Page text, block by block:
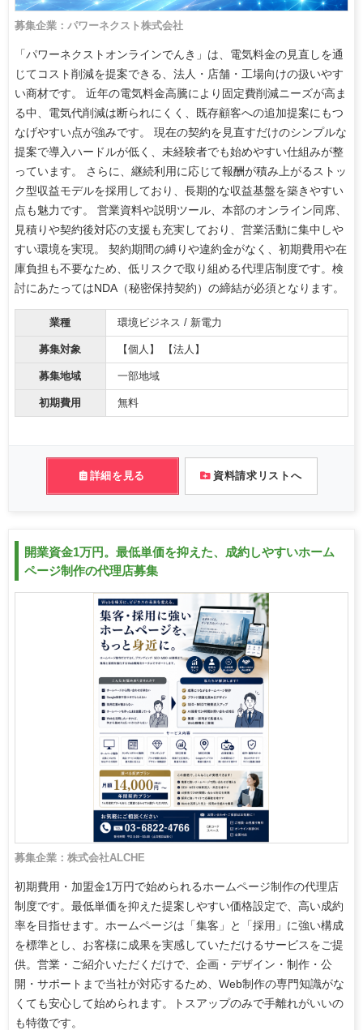
募集企業：パワーネクスト株式会社
「パワーネクストオンラインでんき」は、電気料金の見直しを通
じてコスト削減を提案できる、法人・店舗・工場向けの扱いやす
い商材です。 近年の電気料金高騰により固定費削減ニーズが高ま
る中、電気代削減は断られにくく、既存顧客への追加提案にもつ
なげやすい点が強みです。 現在の契約を見直すだけのシンプルな
提案で導入ハードルが低く、未経験者でも始めやすい仕組みが整
っています。 さらに、継続利用に応じて報酬が積み上がるストッ
ク型収益モデルを採用しており、長期的な収益基盤を築きやすい
点も魅力です。 営業資料や説明ツール、本部のオンライン同席、
見積りや契約後対応の支援も充実しており、営業活動に集中しや
すい環境を実現。 契約期間の縛りや違約金がなく、初期費用や在
庫負担も不要なため、低リスクで取り組める代理店制度です。検
討にあたってはNDA（秘密保持契約）の締結が必須となります。
業種 環境ビジネス / 新電力
募集対象 【個人】 【法人】
募集地域 一部地域
初期費用 無料
詳細を見る 資料請求リストへ
開業資金1万円。最低単価を抑えた、成約しやすいホーム
ページ制作の代理店募集
募集企業：株式会社ALCHE
初期費用・加盟金1万円で始められるホームページ制作の代理店
制度です。最低単価を抑えた提案しやすい価格設定で、高い成約
率を目指せます。ホームページは「集客」と「採用」に強い構成
を標準とし、お客様に成果を実感していただけるサービスをご提
供。営業・ご紹介いただくだけで、企画・デザイン・制作・公
開・サポートまで当社が対応するため、Web制作の専門知識がな
くても安心して始められます。トスアップのみで手離れがいいの
も特徴です。